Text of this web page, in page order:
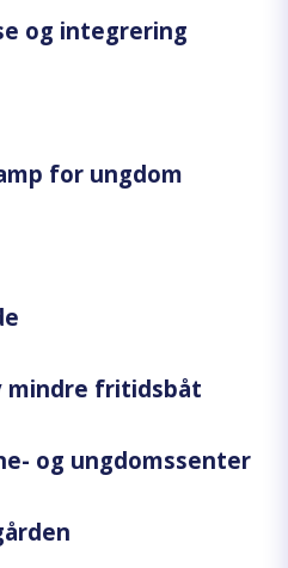
og integrering
for ungdom
mindre fritidsbåt
og ungdomssenter